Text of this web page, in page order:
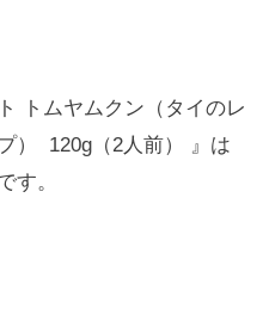
トムヤムクン（タイのレ
） 120g（2人前） 』は
す。